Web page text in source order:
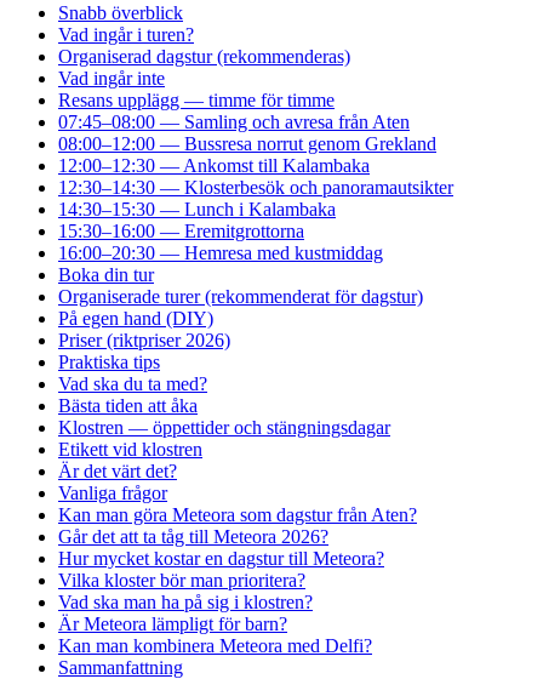
Snabb överblick
Vad ingår i turen?
Organiserad dagstur (rekommenderas)
Vad ingår inte
Resans upplägg — timme för timme
07:45–08:00 — Samling och avresa från Aten
08:00–12:00 — Bussresa norrut genom Grekland
12:00–12:30 — Ankomst till Kalambaka
12:30–14:30 — Klosterbesök och panoramautsikter
14:30–15:30 — Lunch i Kalambaka
15:30–16:00 — Eremitgrottorna
16:00–20:30 — Hemresa med kustmiddag
Boka din tur
Organiserade turer (rekommenderat för dagstur)
På egen hand (DIY)
Priser (riktpriser 2026)
Praktiska tips
Vad ska du ta med?
Bästa tiden att åka
Klostren — öppettider och stängningsdagar
Etikett vid klostren
Är det värt det?
Vanliga frågor
Kan man göra Meteora som dagstur från Aten?
Går det att ta tåg till Meteora 2026?
Hur mycket kostar en dagstur till Meteora?
Vilka kloster bör man prioritera?
Vad ska man ha på sig i klostren?
Är Meteora lämpligt för barn?
Kan man kombinera Meteora med Delfi?
Sammanfattning